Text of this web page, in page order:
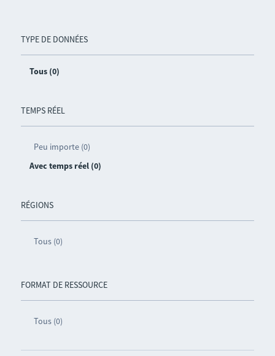
TYPE DE DONNÉES
Tous (0)
TEMPS RÉEL
Peu importe (0)
Avec temps réel (0)
RÉGIONS
Tous (0)
FORMAT DE RESSOURCE
Tous (0)